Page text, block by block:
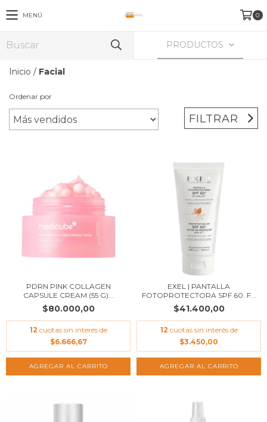
MENÚ 0
PRODUCTOS
Inicio / Facial
Ordenar por
FILTRAR
PDRN PINK COLLAGEN
CAPSULE CREAM (55 G)...
$80.000,00
12 cuotas sin interés de
$6.666,67
EXEL | PANTALLA
FOTOPROTECTORA SPF 60. F...
$41.400,00
12 cuotas sin interés de
$3.450,00